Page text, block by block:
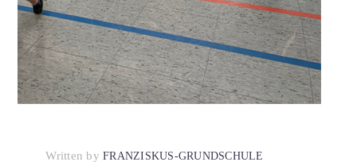
Written by FRANZISKUS-GRUNDSCHULE